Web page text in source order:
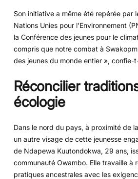
Son initiative a même été repérée par
Nations Unies pour l’Environnement
la Conférence des jeunes pour le
compris que notre combat à
des jeunes du monde entier », confie-
Réconcilier
écologie
Dans le nord du pays, à proximité de
un autre visage de cette jeunesse
de Ndapewa Kuutondokwa, 29 ans,
communauté Owambo. Elle travaille à
pratiques ancestrales avec les